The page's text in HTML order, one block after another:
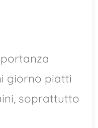
giorno piatti
soprattutto